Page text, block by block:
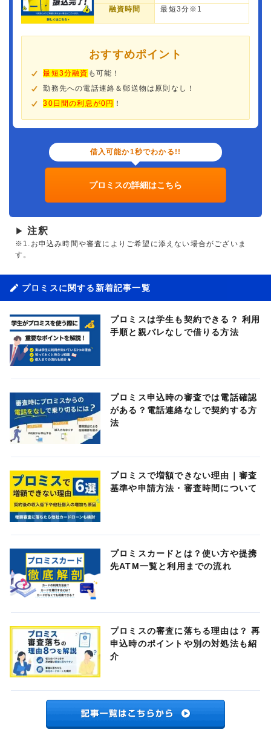
融資時間 最短3分※1
おすすめポイント
最短3分融資 も可能！
勤務先への電話連絡＆郵送物は原則なし！
30日間の利息が0円 ！
借入可能か1秒でわかる!!
プロミスの詳細はこちら
▶ 注釈
※1.お申込み時間や審査によりご希望に添えない場合がございま
す。
プロミスに関する新着記事一覧
プロミスは学生も契約できる？ 利用
手順と親バレなしで借りる方法
プロミス申込時の審査では電話確認
がある？電話連絡なしで契約する方
法
プロミスで増額できない理由｜審査
基準や申請方法・審査時間について
プロミスカードとは？使い方や提携
先ATM一覧と利用までの流れ
プロミスの審査に落ちる理由は？ 再
申込時のポイントや別の対処法も紹
介